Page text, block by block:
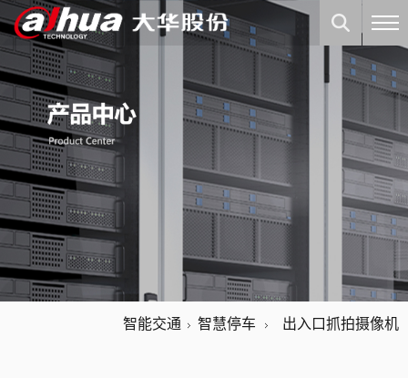
智能交通 智慧停车 出入口抓拍摄像机